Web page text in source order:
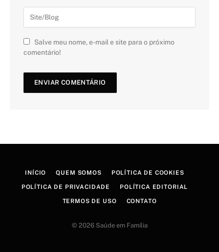
Salve meu nome, e-mail e site para o próximo
comentário!
INÍCIO QUEM SOMOS POLÍTICA DE COOKIES
POLÍTICA DE PRIVACIDADE POLÍTICA EDITORIAL
TERMOS DE USO CONTATO
© 2026 Saúde em Família